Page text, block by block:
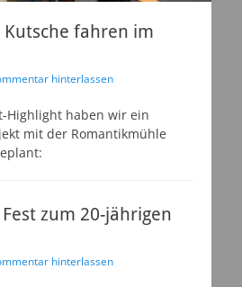
fahren im
hinterlassen
Highlight haben wir ein
mit der Romantikmühle
zum 20-jährigen
hinterlassen